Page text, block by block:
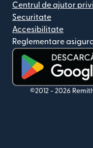
Centrul de ajutor
Securitate
Accesibilitate
Reglementare
(se deschide într-o
©2012 - 2026